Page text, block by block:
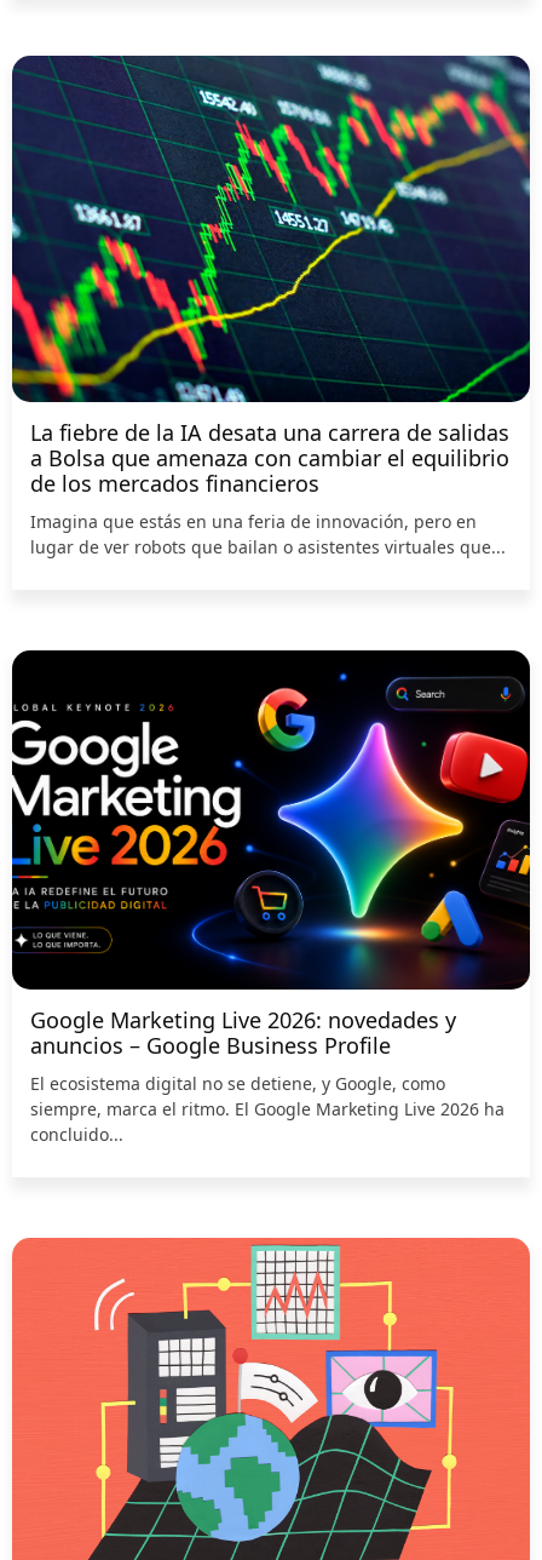
La fiebre de la IA desata una carrera de salidas
a Bolsa que amenaza con cambiar el equilibrio
de los mercados financieros
Imagina que estás en una feria de innovación, pero en
lugar de ver robots que bailan o asistentes virtuales que...
Google Marketing Live 2026: novedades y
anuncios – Google Business Profile
El ecosistema digital no se detiene, y Google, como
siempre, marca el ritmo. El Google Marketing Live 2026 ha
concluido...